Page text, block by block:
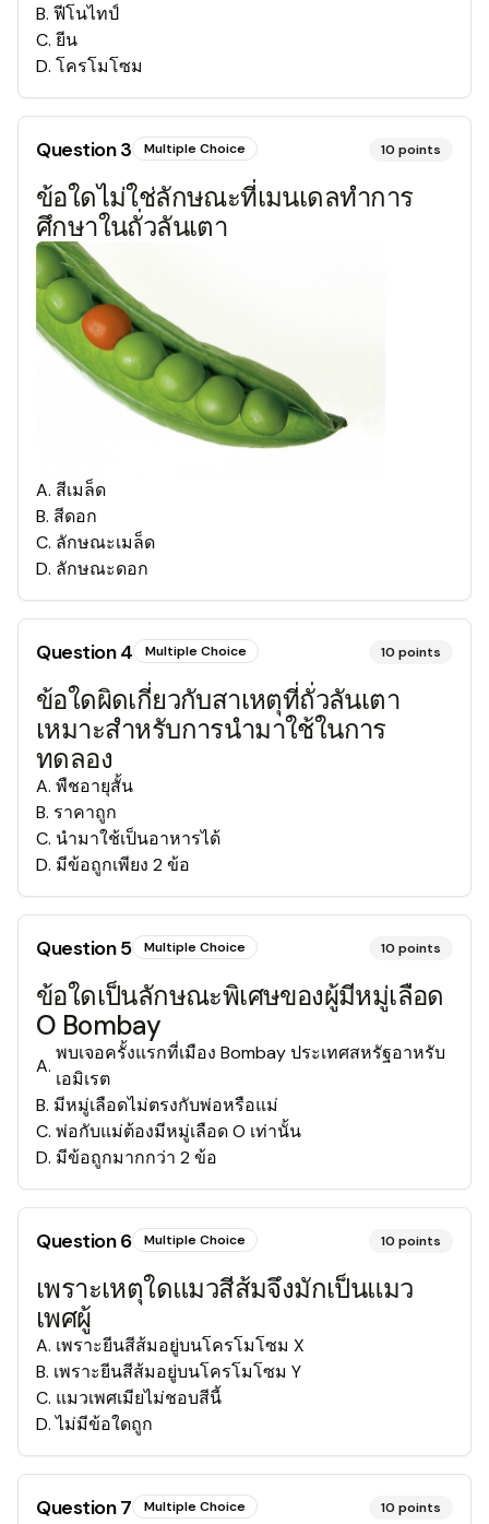
B. ฟีโนไทป์
C. ยีน
D. โครโมโซม
Question3 Multiple Choice 10 points
ข้อใดไม่ใช่ลักษณะที่เมนเดลทำการ
ศึกษาในถั่วลันเตา
A. สีเมล็ด
B. สีดอก
C. ลักษณะเมล็ด
D. ลักษณะดอก
Question4 Multiple Choice 10 points
ข้อใดผิดเกี่ยวกับสาเหตุที่ถั่วลันเตา
เหมาะสำหรับการนำมาใช้ในการ
ทดลอง
A. พืชอายุสั้น
B. ราคาถูก
C. นำมาใช้เป็นอาหารได้
D. มีข้อถูกเพียง 2 ข้อ
Question5 Multiple Choice 10 points
ข้อใดเป็นลักษณะพิเศษของผู้มีหมู่เลือด
O Bombay
A.
พบเจอครั้งแรกที่เมือง Bombay ประเทศสหรัฐอาหรับ
เอมิเรต
B. มีหมู่เลือดไม่ตรงกับพ่อหรือแม่
C. พ่อกับแม่ต้องมีหมู่เลือด O เท่านั้น
D. มีข้อถูกมากกว่า 2 ข้อ
Question6 Multiple Choice 10 points
เพราะเหตุใดแมวสีส้มจึงมักเป็นแมว
เพศผู้
A. เพราะยีนสีส้มอยู่บนโครโมโซม X
B. เพราะยีนสีส้มอยู่บนโครโมโซม Y
C. แมวเพศเมียไม่ชอบสีนี้
D. ไม่มีข้อใดถูก
Question7 Multiple Choice 10 points